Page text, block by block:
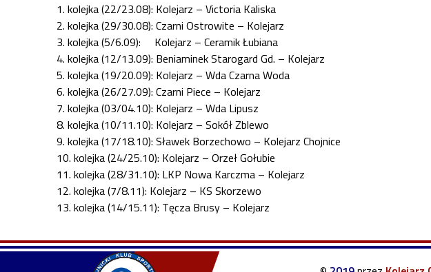
1. kolejka (22/23.08): Kolejarz – Victoria Kaliska
2. kolejka (29/30.08): Czarni Ostrowite – Kolejarz
3. kolejka (5/6.09): Kolejarz – Ceramik Łubiana
4. kolejka (12/13.09): Beniaminek Starogard Gd. – Kolejarz
5. kolejka (19/20.09): Kolejarz – Wda Czarna Woda
6. kolejka (26/27.09): Czarni Piece – Kolejarz
7. kolejka (03/04.10): Kolejarz – Wda Lipusz
8. kolejka (10/11.10): Kolejarz – Sokół Zblewo
9. kolejka (17/18.10): Sławek Borzechowo – Kolejarz Chojnice
10. kolejka (24/25.10): Kolejarz – Orzeł Gołubie
11. kolejka (28/31.10): LKP Nowa Karczma – Kolejarz
12. kolejka (7/8.11): Kolejarz – KS Skorzewo
13. kolejka (14/15.11): Tęcza Brusy – Kolejarz